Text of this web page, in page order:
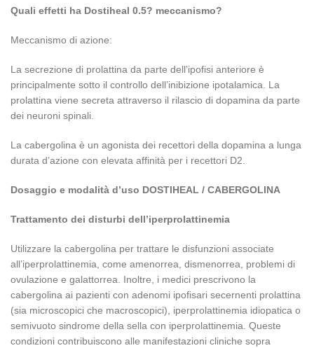
Quali effetti ha Dostiheal 0.5? meccanismo?
Meccanismo di azione:
La secrezione di prolattina da parte dell’ipofisi anteriore è
principalmente sotto il controllo dell’inibizione ipotalamica. La
prolattina viene secreta attraverso il rilascio di dopamina da parte
dei neuroni spinali.
La cabergolina è un agonista dei recettori della dopamina a lunga
durata d’azione con elevata affinità per i recettori D2.
Dosaggio e modalità d’uso DOSTIHEAL / CABERGOLINA
Trattamento dei disturbi dell’iperprolattinemia
Utilizzare la cabergolina per trattare le disfunzioni associate
all’iperprolattinemia, come amenorrea, dismenorrea, problemi di
ovulazione e galattorrea. Inoltre, i medici prescrivono la
cabergolina ai pazienti con adenomi ipofisari secernenti prolattina
(sia microscopici che macroscopici), iperprolattinemia idiopatica o
semivuoto sindrome della sella con iperprolattinemia. Queste
condizioni contribuiscono alle manifestazioni cliniche sopra